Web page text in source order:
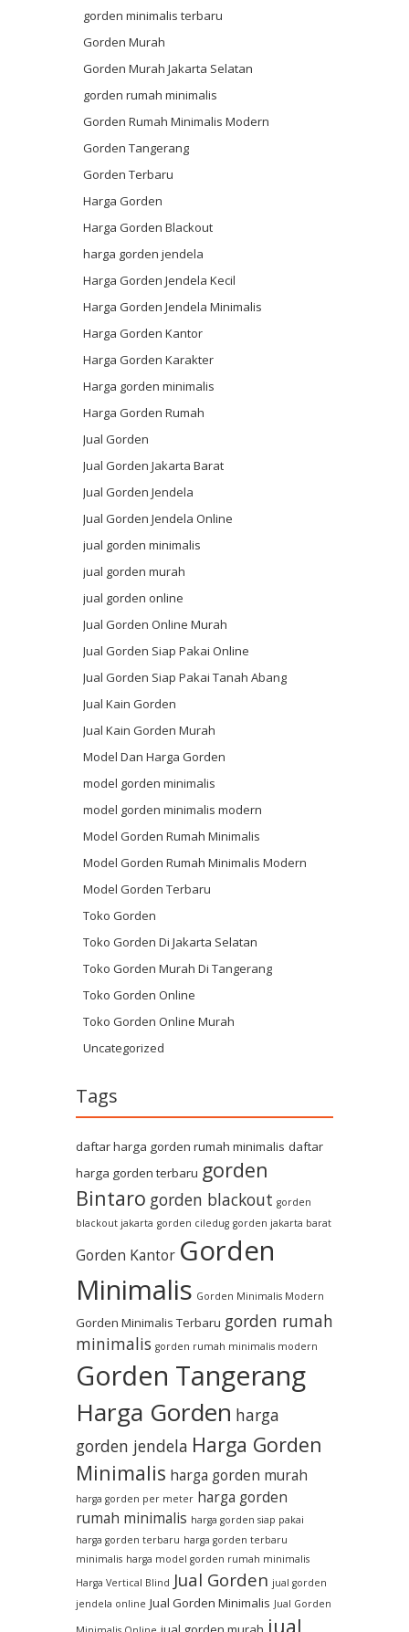
gorden minimalis terbaru
Gorden Murah
Gorden Murah Jakarta Selatan
gorden rumah minimalis
Gorden Rumah Minimalis Modern
Gorden Tangerang
Gorden Terbaru
Harga Gorden
Harga Gorden Blackout
harga gorden jendela
Harga Gorden Jendela Kecil
Harga Gorden Jendela Minimalis
Harga Gorden Kantor
Harga Gorden Karakter
Harga gorden minimalis
Harga Gorden Rumah
Jual Gorden
Jual Gorden Jakarta Barat
Jual Gorden Jendela
Jual Gorden Jendela Online
jual gorden minimalis
jual gorden murah
jual gorden online
Jual Gorden Online Murah
Jual Gorden Siap Pakai Online
Jual Gorden Siap Pakai Tanah Abang
Jual Kain Gorden
Jual Kain Gorden Murah
Model Dan Harga Gorden
model gorden minimalis
model gorden minimalis modern
Model Gorden Rumah Minimalis
Model Gorden Rumah Minimalis Modern
Model Gorden Terbaru
Toko Gorden
Toko Gorden Di Jakarta Selatan
Toko Gorden Murah Di Tangerang
Toko Gorden Online
Toko Gorden Online Murah
Uncategorized
Tags
daftar harga gorden rumah minimalis daftar
harga gorden terbaru gorden
Bintaro gorden blackout gorden
blackout jakarta gorden ciledug gorden jakarta barat
Gorden Kantor Gorden
Minimalis Gorden Minimalis Modern
Gorden Minimalis Terbaru gorden rumah
minimalis gorden rumah minimalis modern
Gorden Tangerang
Harga Gorden harga
gorden jendela Harga Gorden
Minimalis harga gorden murah
harga gorden per meter harga gorden
rumah minimalis harga gorden siap pakai
harga gorden terbaru harga gorden terbaru
minimalis harga model gorden rumah minimalis
Harga Vertical Blind Jual Gorden jual gorden
jendela online Jual Gorden Minimalis Jual Gorden
jual